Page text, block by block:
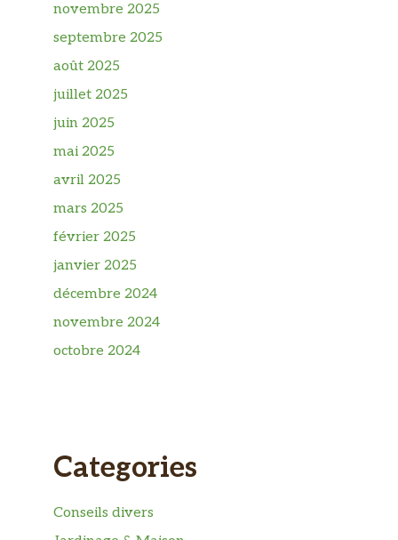
novembre 2025
septembre 2025
août 2025
juillet 2025
juin 2025
mai 2025
avril 2025
mars 2025
février 2025
janvier 2025
décembre 2024
novembre 2024
octobre 2024
Categories
Conseils divers